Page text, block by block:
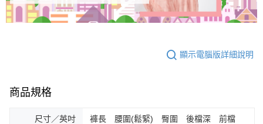
顯示電腦版詳細說明
商品規格
尺寸／英吋
褲長 腰圍(鬆緊) 臀圍 後檔深 前檔